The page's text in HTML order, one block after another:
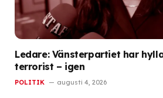
Ledare: Vänsterpartiet har
terrorist – igen
POLITIK augusti 4, 2026